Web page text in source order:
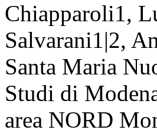
Chiapparoli1,
Salvarani1|2,
Santa Maria
Studi di
area NORD